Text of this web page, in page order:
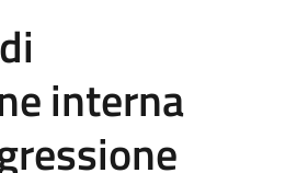
di
interna